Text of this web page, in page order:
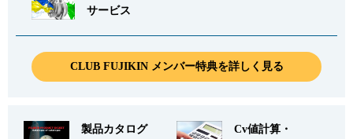
サービス
CLUB FUJIKIN メンバー特典を詳しく見る
製品カタログ
Cv値計算・